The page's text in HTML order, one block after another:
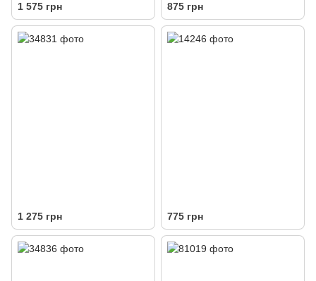
1 575 грн 875 грн
1 275 грн 775 грн